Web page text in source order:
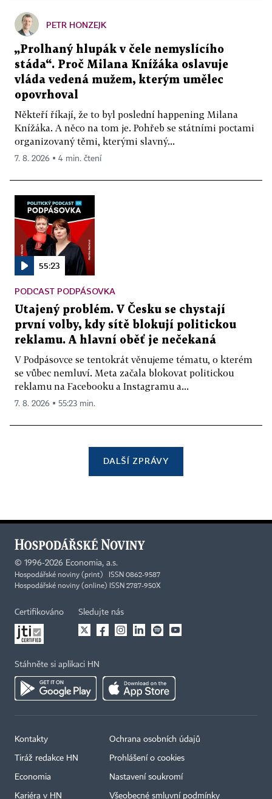
PETR HONZEJK
„Prolhaný hlupák v čele nemyslícího
stáda“. Proč Milana Knížáka oslavuje
vláda vedená mužem, kterým umělec
opovrhoval
Někteří říkají, že to byl poslední happening Milana
Knížáka. A něco na tom je. Pohřeb se státními poctami
organizovaný těmi, kterými slavný...
7. 8. 2026 ▪ 4 min. čtení
55:23
PODCAST PODPÁSOVKA
Utajený problém. V Česku se chystají
první volby, kdy sítě blokují politickou
reklamu. A hlavní oběť je nečekaná
V Podpásovce se tentokrát věnujeme tématu, o kterém
se vůbec nemluví. Meta začala blokovat politickou
reklamu na Facebooku a Instagramu a...
7. 8. 2026 ▪ 55:23 min.
DALŠÍ ZPRÁVY
© 1996-2026 Economia, a.s.
Hospodářské noviny (print) ISSN 0862-9587
Hospodářské noviny (online) ISSN 2787-950X
Certifikováno Sledujte nás
Stáhněte si aplikaci HN
Kontakty
Tiráž redakce HN
Economia
Kariéra v HN
Ochrana osobních údajů
Prohlášení o cookies
Nastavení soukromí
Všeobecné smluvní podmínky